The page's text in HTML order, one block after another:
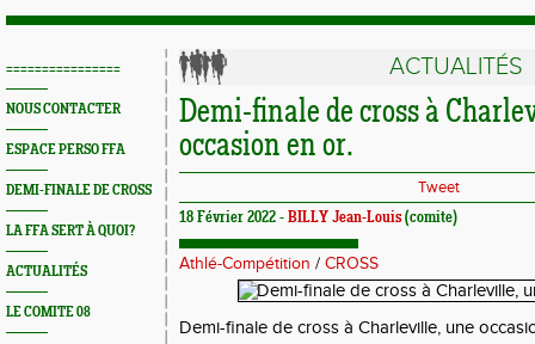
================
NOUS CONTACTER
ESPACE PERSO FFA
DEMI-FINALE DE CROSS
LA FFA SERT À QUOI?
ACTUALITÉS
LE COMITE 08
ACTUALITÉS
Demi-finale de cross à
occasion en or.
Tweet
18 Février 2022 - BILLY Jean-Louis(comite)
Athlé-Compétition / CROSS
Demi-finale de cross à Charleville, une